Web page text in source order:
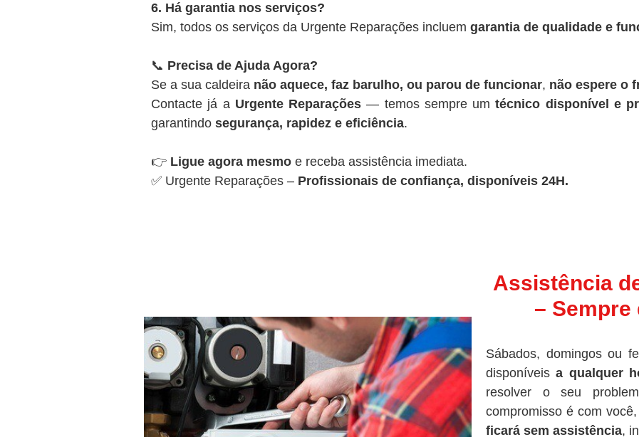
6. Há garantia nos serviços?
Sim, todos os serviços da Urgente Reparações incluem garantia de qualidade e
📞 Precisa de Ajuda Agora?
Se a sua caldeira não aquece, faz barulho, ou parou de funcionar, não espere o
Contacte já a Urgente Reparações — temos sempre umtécnico disponível e
garantindo segurança, rapidez e eficiência.
👉 Ligue agora mesmo e receba assistência imediata.
✅ Urgente Reparações – Profissionais de confiança, disponíveis 24H.
Assistência
–
Sábados, domingos ou
disponíveisa qualquer
resolver o seu
compromisso é com
ficará sem assistência,